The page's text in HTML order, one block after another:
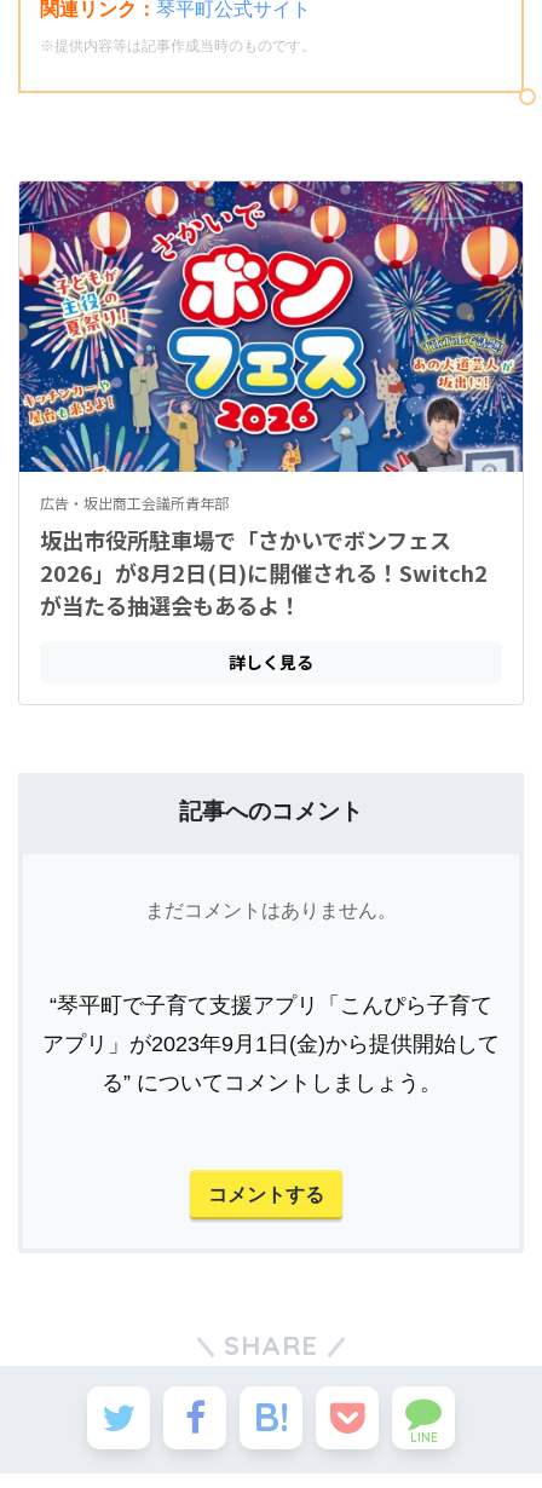
関連リンク： 琴平町公式サイト
※提供内容等は記事作成当時のものです。
記事へのコメント
まだコメントはありません。
“琴平町で子育て支援アプリ「こんぴら子育て
アプリ」が2023年9月1日(金)から提供開始して
る” についてコメントしましょう。
コメントする
SHARE
LINE